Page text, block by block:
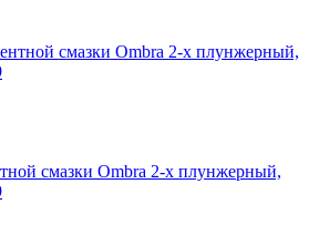
смазки Ombra 2-х плунжерный,